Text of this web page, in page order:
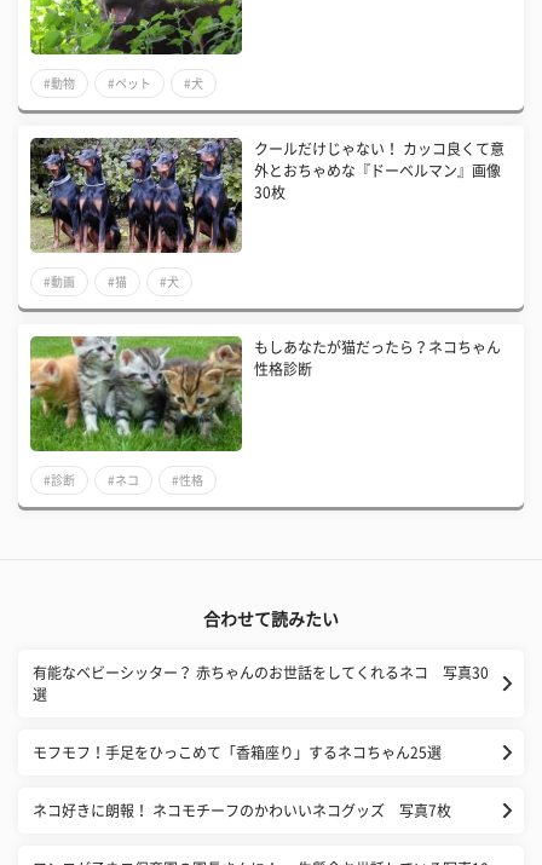
#動物 #ペット #犬
クールだけじゃない！ カッコ良くて意
外とおちゃめな『ドーベルマン』画像
30枚
#動画 #猫 #犬
もしあなたが猫だったら？ネコちゃん
性格診断
#診断 #ネコ #性格
合わせて読みたい
有能なベビーシッター？ 赤ちゃんのお世話をしてくれるネコ 写真30
選
モフモフ！手足をひっこめて「香箱座り」するネコちゃん25選
ネコ好きに朗報！ ネコモチーフのかわいいネコグッズ 写真7枚